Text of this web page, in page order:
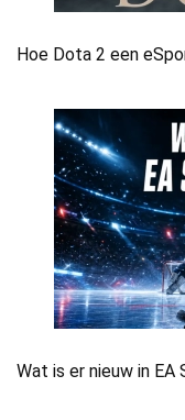
Hoe Dota 2 een
Wat is er nieuw in EA